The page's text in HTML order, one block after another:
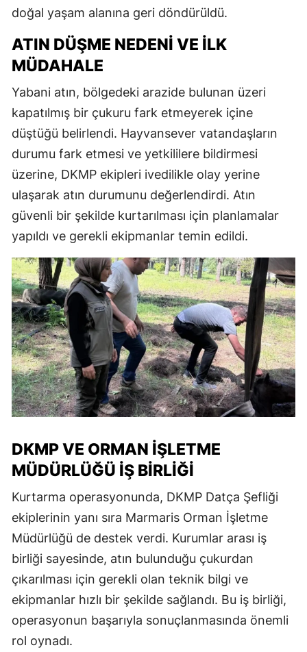
doğal yaşam alanına geri döndürüldü.
ATIN DÜŞME NEDENI VE İLK
MÜDAHALE
Yabani atın, bölgedeki arazide bulunan üzeri
kapatılmış bir çukuru fark etmeyerek içine
düştüğü belirlendi. Hayvansever vatandaşların
durumu fark etmesi ve yetkililere bildirmesi
üzerine, DKMP ekipleri ivedilikle olay yerine
ulaşarak atın durumunu değerlendirdi. Atın
güvenli bir şekilde kurtarılması için planlamalar
yapıldı ve gerekli ekipmanlar temin edildi.
DKMP VE ORMAN İŞLETME
MÜDÜRLÜĞÜ İŞ BIRLIĞI
Kurtarma operasyonunda, DKMP Datça Şefliği
ekiplerinin yanı sıra Marmaris Orman İşletme
Müdürlüğü de destek verdi. Kurumlar arası iş
birliği sayesinde, atın bulunduğu çukurdan
çıkarılması için gerekli olan teknik bilgi ve
ekipmanlar hızlı bir şekilde sağlandı. Bu iş birliği,
operasyonun başarıyla sonuçlanmasında önemli
rol oynadı.